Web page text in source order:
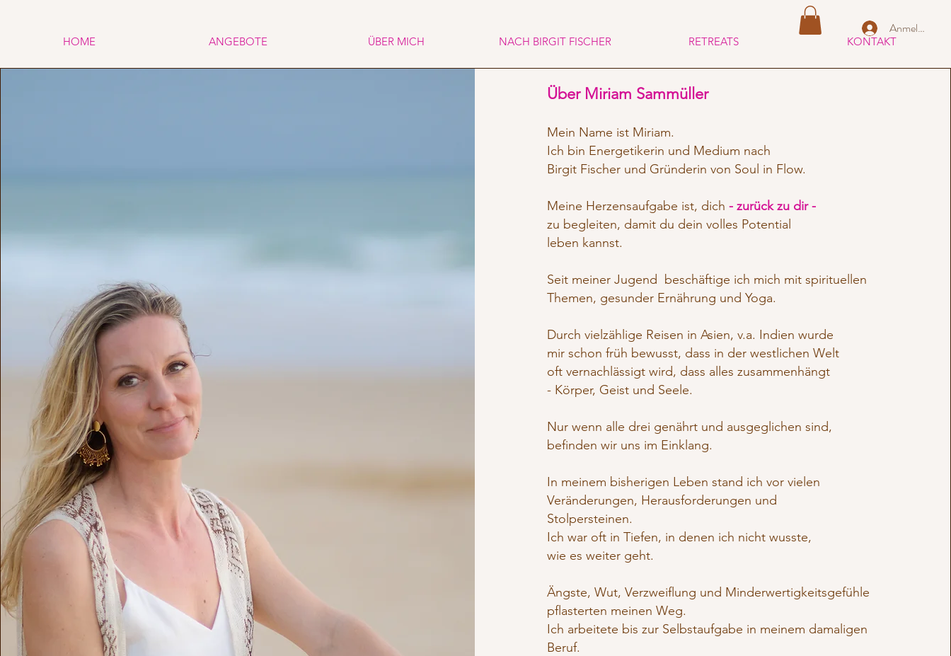
Anmelden
HOME ANGEBOTE ÜBER MICH NACH BIRGIT FISCHER RETREATS KONTAKT
Über Miriam Sammüller
Mein Name ist Miriam.
Ich bin Energetikerin und Medium nach
Birgit Fischer und Gründerin von Soul in Flow.
Meine Herzensaufgabe ist, dich - zurück zu dir -
zu begleiten, damit du dein volles Potential
leben kannst.
Seit meiner Jugend beschäftige ich mich mit spirituellen
Themen, gesunder Ernährung und Yoga.
Durch vielzählige Reisen in Asien, v.a. Indien wurde
mir schon früh bewusst, dass in der westlichen Welt
oft vernachlässigt wird, dass alles zusammenhängt
- Körper, Geist und Seele.
Nur wenn alle drei genährt und ausgeglichen sind,
befinden wir uns im Einklang.
In meinem bisherigen Leben stand ich vor vielen
Veränderungen, Herausforderungen und
Stolpersteinen.
Ich war oft in Tiefen, in denen ich nicht wusste,
wie es weiter geht.
Ängste, Wut, Verzweiflung und Minderwertigkeitsgefühle
pflasterten meinen Weg.
Ich arbeitete bis zur Selbstaufgabe in meinem damaligen
Beruf.